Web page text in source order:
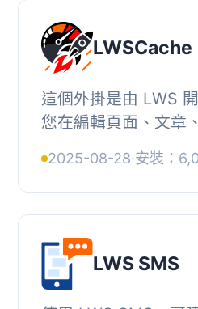
LWSCache
這個外掛是由 LWS
您在編輯頁面、文章
清除所有 LWSCache
掛僅適用於使...
2025-08-28·安裝：
LWS SMS